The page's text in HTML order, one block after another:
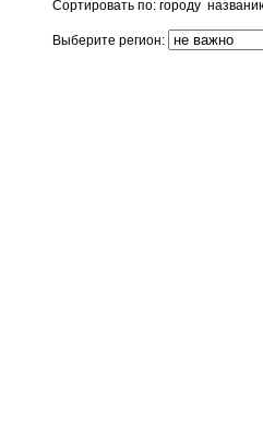
Сортировать по: городу
Выберите регион: